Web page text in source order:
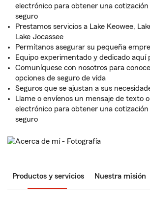
electrónico para obtener una cotización
seguro
Prestamos servicios a Lake Keowee,
Lake Jocassee
Permítanos asegurar su pequeña
Equipo experimentado y dedicado aquí
Comuníquese con nosotros para
opciones de seguro de vida
Seguros que se ajustan a sus
Llame o envíenos un mensaje de texto
electrónico para obtener una cotización
seguro
Productos y servicios Nuestra misión